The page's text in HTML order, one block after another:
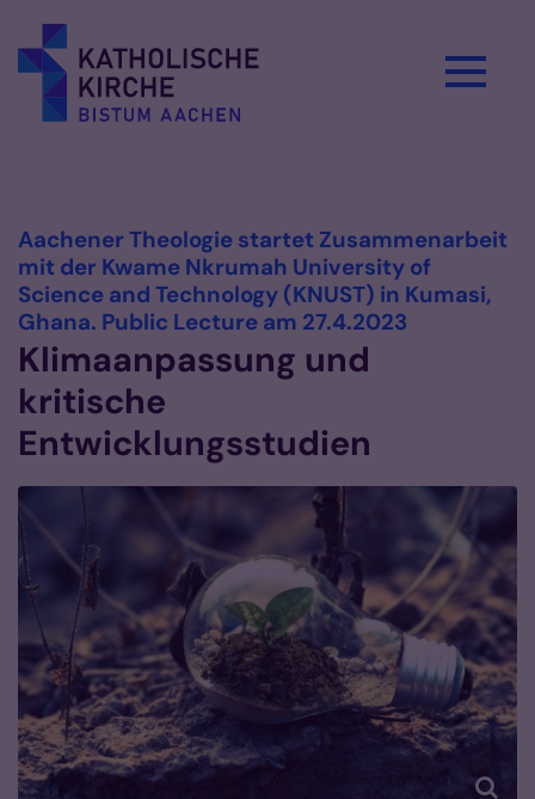
Aachener Theologie startet Zusammenarbeit
mit der Kwame Nkrumah University of
Science and Technology (KNUST) in Kumasi,
Ghana. Public Lecture am 27.4.2023
Klimaanpassung und
kritische
Entwicklungsstudien